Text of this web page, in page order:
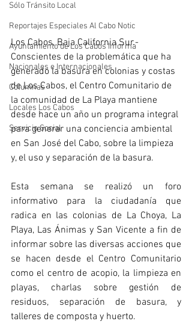
Sólo Tránsito Local
Reportajes Especiales Al Cabo Notic
Ayuntamiento de Los Cabos Informa
Nacionales e Internacionales
Columnas
Locales Los Cabos
Servicio Social
Los Cabos, Baja California Sur.-
Conscientes de la problemática que ha
generado la basura en colonias y costas
de Los Cabos, el Centro Comunitario de
la comunidad de La Playa mantiene
desde hace un año un programa integral
para generar una conciencia ambiental
en San José del Cabo, sobre la limpieza
y, el uso y separación de la basura.
Esta semana se realizó un foro
informativo para la ciudadanía que
radica en las colonias de La Choya, La
Playa, Las Ánimas y San Vicente a fin de
informar sobre las diversas acciones que
se hacen desde el Centro Comunitario
como el centro de acopio, la limpieza en
playas, charlas sobre gestión de
residuos, separación de basura, y
talleres de composta y huerto.